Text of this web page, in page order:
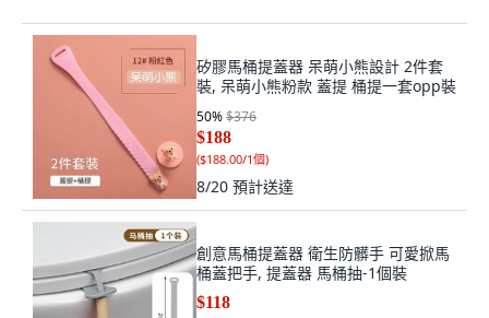
矽膠馬桶提蓋器 呆萌小熊設計 2件套
裝, 呆萌小熊粉款 蓋提 桶提一套opp裝
50%$376
$188
($188.00/1個)
8/20 預計送達
創意馬桶提蓋器 衛生防髒手 可愛掀馬
桶蓋把手, 提蓋器 馬桶抽-1個裝
$118